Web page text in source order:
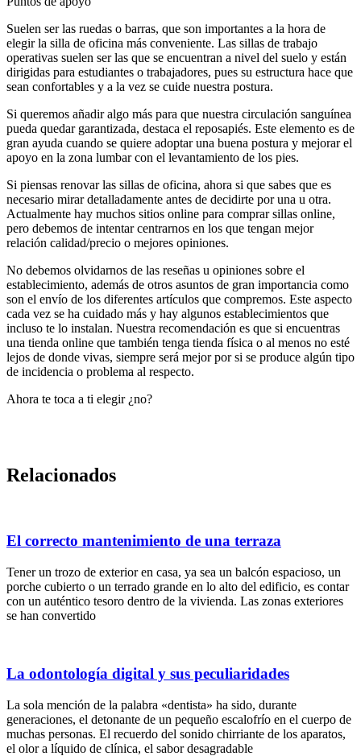
Suelen ser las ruedas o barras, que son importantes a la hora de
elegir la silla de oficina más conveniente. Las sillas de trabajo
operativas suelen ser las que se encuentran a nivel del suelo y están
dirigidas para estudiantes o trabajadores, pues su estructura hace que
sean confortables y a la vez se cuide nuestra postura.
Si queremos añadir algo más para que nuestra circulación sanguínea
pueda quedar garantizada, destaca el reposapiés. Este elemento es de
gran ayuda cuando se quiere adoptar una buena postura y mejorar el
apoyo en la zona lumbar con el levantamiento de los pies.
Si piensas renovar las sillas de oficina, ahora si que sabes que es
necesario mirar detalladamente antes de decidirte por una u otra.
Actualmente hay muchos sitios online para comprar sillas online,
pero debemos de intentar centrarnos en los que tengan mejor
relación calidad/precio o mejores opiniones.
No debemos olvidarnos de las reseñas u opiniones sobre el
establecimiento, además de otros asuntos de gran importancia como
son el envío de los diferentes artículos que compremos. Este aspecto
cada vez se ha cuidado más y hay algunos establecimientos que
incluso te lo instalan. Nuestra recomendación es que si encuentras
una tienda online que también tenga tienda física o al menos no esté
lejos de donde vivas, siempre será mejor por si se produce algún tipo
de incidencia o problema al respecto.
Ahora te toca a ti elegir ¿no?
Relacionados
El correcto mantenimiento de una terraza
Tener un trozo de exterior en casa, ya sea un balcón espacioso, un
porche cubierto o un terrado grande en lo alto del edificio, es contar
con un auténtico tesoro dentro de la vivienda. Las zonas exteriores
se han convertido
La odontología digital y sus peculiaridades
La sola mención de la palabra «dentista» ha sido, durante
generaciones, el detonante de un pequeño escalofrío en el cuerpo de
muchas personas. El recuerdo del sonido chirriante de los aparatos,
el olor a líquido de clínica, el sabor desagradable